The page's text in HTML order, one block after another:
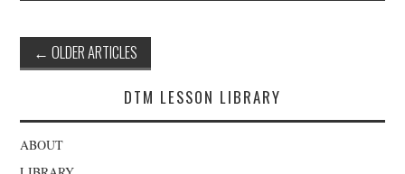
Post
navigation
← OLDER ARTICLES
DTM LESSON LIBRARY
ABOUT